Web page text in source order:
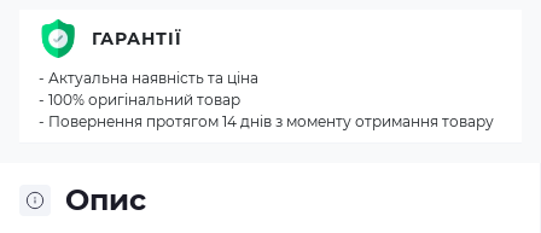
Опис
ГАРАНТІЇ
- Актуальна наявність та ціна
- 100% оригінальний товар
- Повернення протягом 14 днів з моменту отримання товару